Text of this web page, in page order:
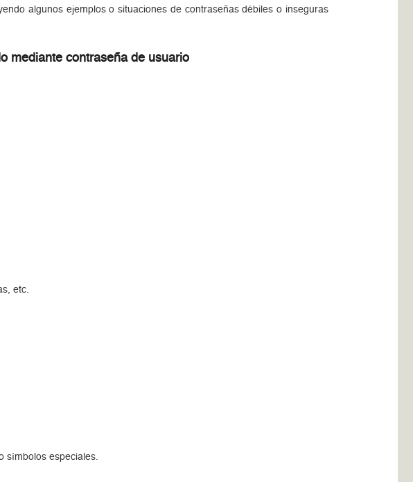
algunos ejemplos o situaciones de contraseñas débiles o inseguras
mediante contraseña de usuario
etc.
símbolos especiales.